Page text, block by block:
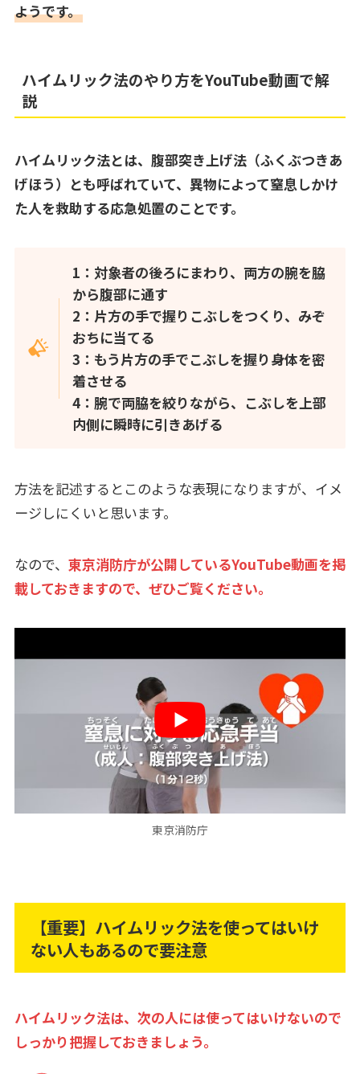
ようです。
ハイムリック法のやり方をYouTube動画で解
説
ハイムリック法とは、腹部突き上げ法（ふくぶつきあ
げほう）とも呼ばれていて、異物によって窒息しかけ
た人を救助する応急処置のことです。
1：対象者の後ろにまわり、両方の腕を脇
から腹部に通す
2：片方の手で握りこぶしをつくり、みぞ
おちに当てる
3：もう片方の手でこぶしを握り身体を密
着させる
4：腕で両脇を絞りながら、こぶしを上部
内側に瞬時に引きあげる
方法を記述するとこのような表現になりますが、イメ
ージしにくいと思います。
なので、 東京消防庁が公開しているYouTube動画を掲
載しておきますので、ぜひご覧ください。
東京消防庁
【重要】ハイムリック法を使ってはいけ
ない人もあるので要注意
ハイムリック法は、次の人には使ってはいけないので
しっかり把握しておきましょう。